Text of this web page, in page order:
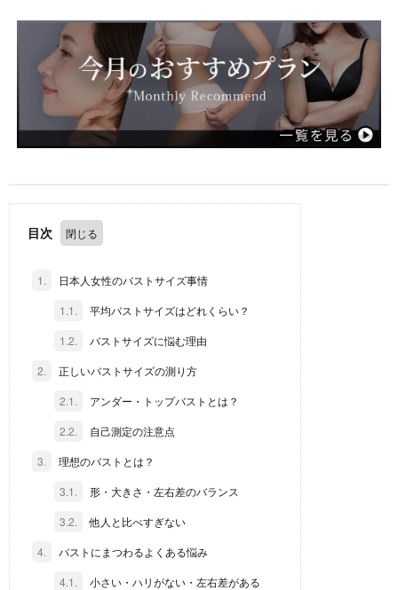
目次
1.
日本人女性のバストサイズ事情
1.1.
平均バストサイズはどれくらい？
1.2.
バストサイズに悩む理由
2.
正しいバストサイズの測り方
2.1.
アンダー・トップバストとは？
2.2.
自己測定の注意点
3.
理想のバストとは？
3.1.
形・大きさ・左右差のバランス
3.2.
他人と比べすぎない
4.
バストにまつわるよくある悩み
4.1.
小さい・ハリがない・左右差がある